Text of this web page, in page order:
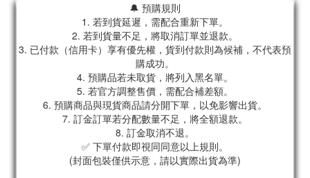
🔔 預購規則
1. 若到貨延遲，需配合重新下單。
2. 若到貨量不足，將取消訂單並退款。
3. 已付款（信用卡）享有優先權，貨到付款則為候補，不代表預
購成功。
4. 預購品若未取貨，將列入黑名單。
5. 若官方調整售價，需配合補差額。
6. 預購商品與現貨商品請分開下單，以免影響出貨。
7. 訂金訂單若分配數量不足，將全額退款。
8. 訂金取消不退。
✅ 下單付款即視同同意以上規則。
(封面包裝僅供示意，請以實際出貨為準)